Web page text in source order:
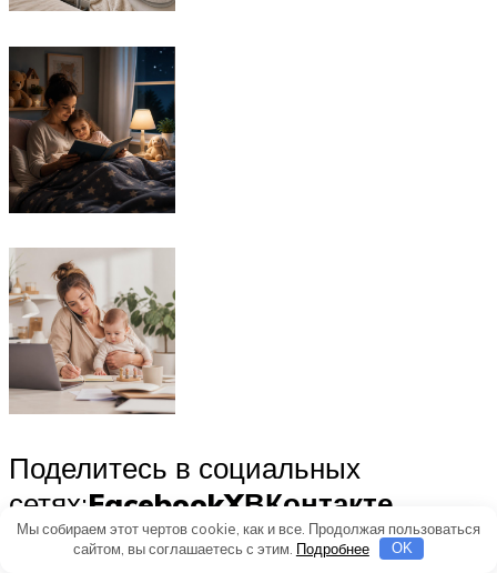
Поделитесь в социальных
сетях:FacebookXВКонтакте
Мы собираем этот чертов cookie, как и все. Продолжая пользоваться
сайтом, вы соглашаетесь с этим. Подробнее OK